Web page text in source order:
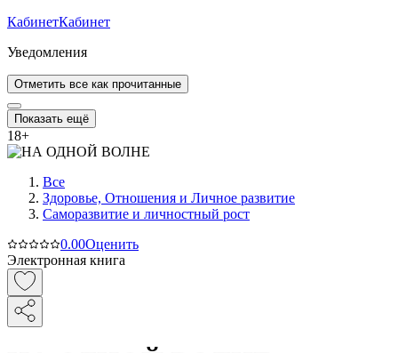
КабинетКабинет
Уведомления
Отметить все как прочитанные
Показать ещё
18+
Все
Здоровье, Отношения и Личное развитие
Саморазвитие и личностный рост
0.00Оценить
Электронная книга